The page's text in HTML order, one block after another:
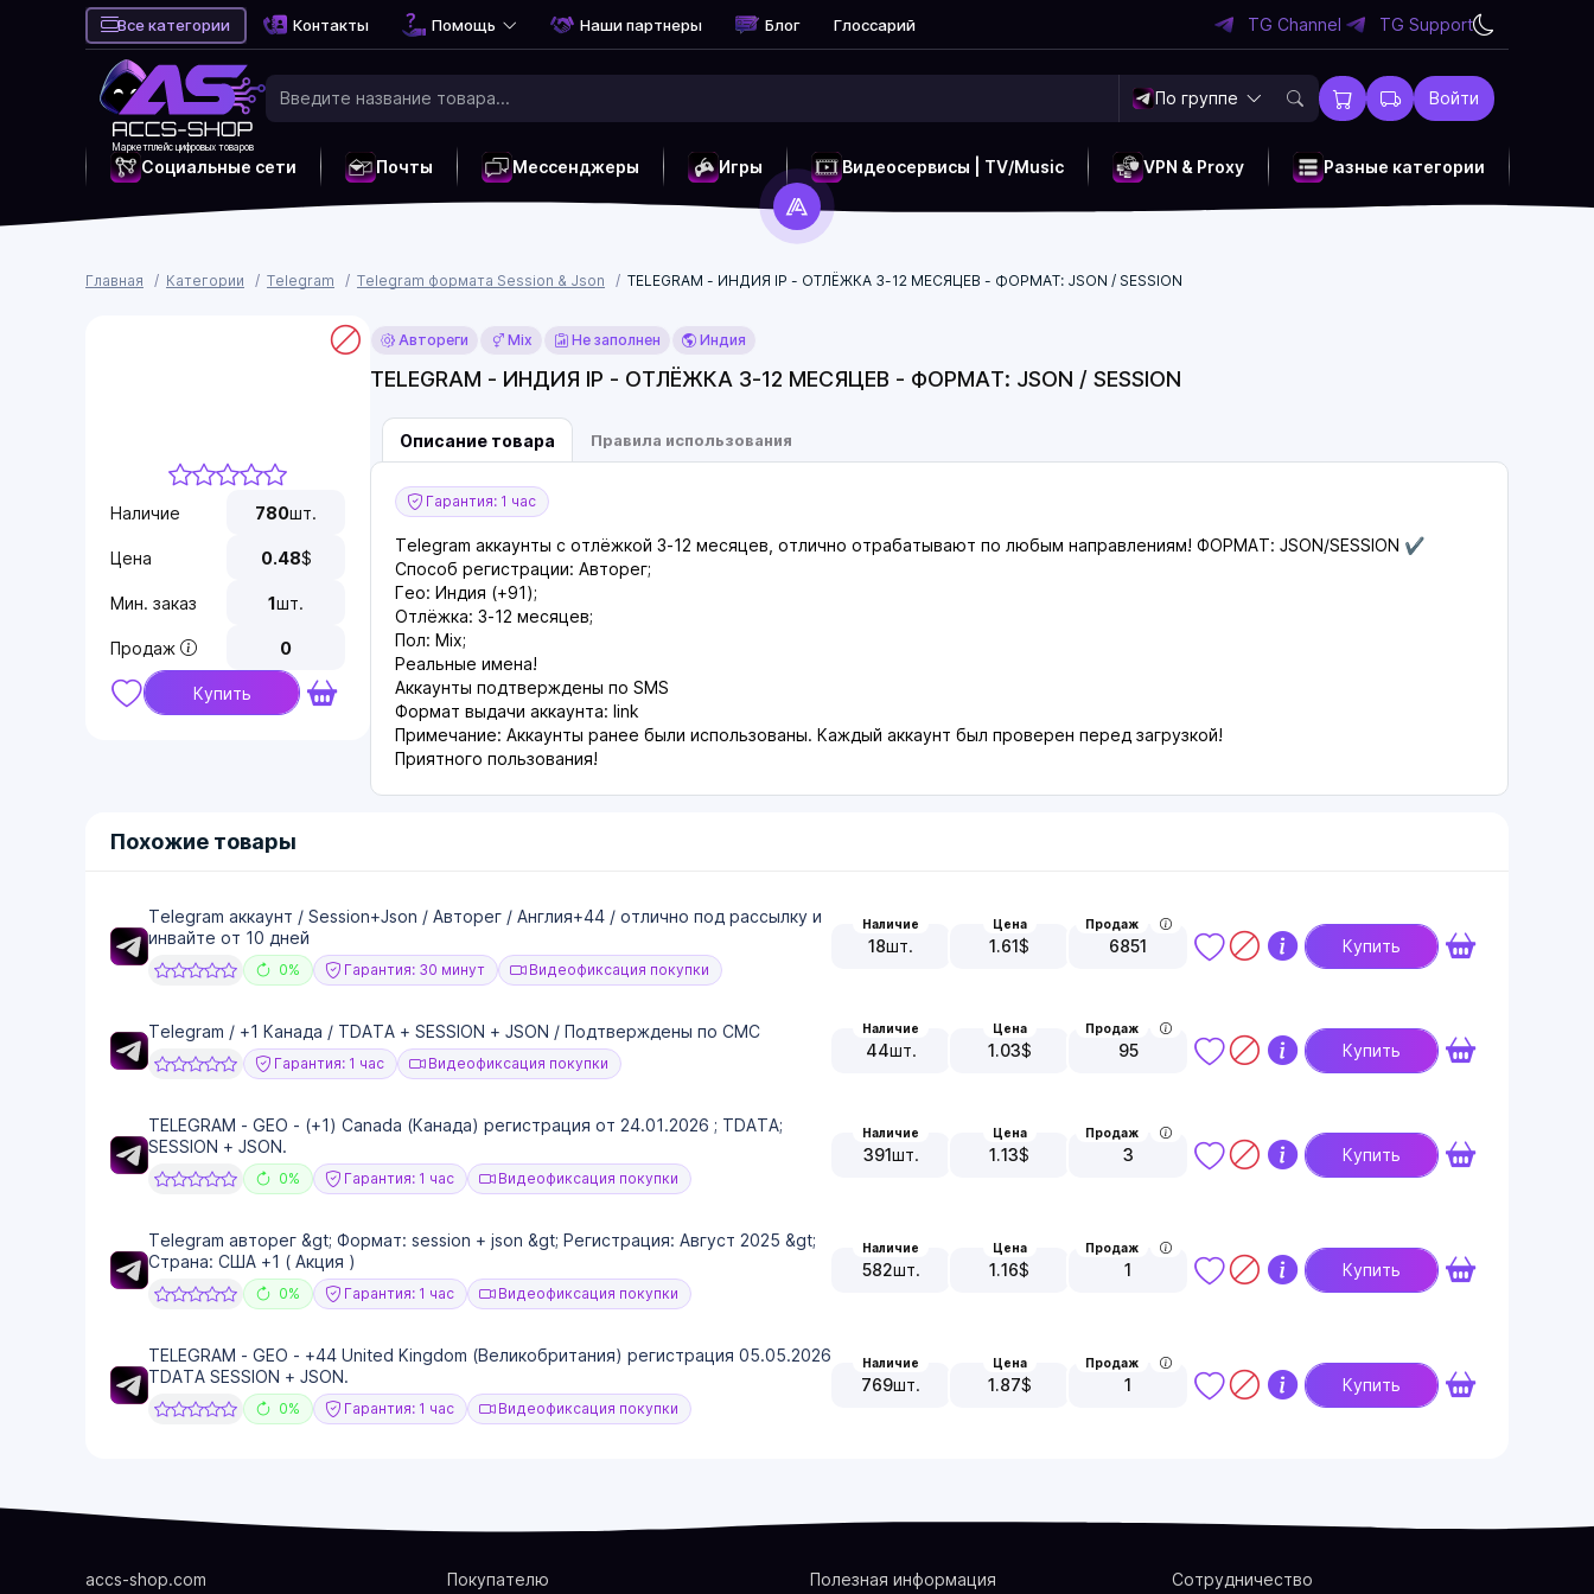
Все категории Контакты Помощь Наши партнеры Блог Глоссарий TG Channel TG Support
Маркетплейс цифровых товаров
По группе Войти
Социальные сети Почты Мессенджеры Игры Видеосервисы | TV/Music VPN & Proxy Разные категории
Главная Категории Telegram Telegram формата Session & Json TELEGRAM - ИНДИЯ IP - ОТЛЁЖКА 3-12 МЕСЯЦЕВ - ФОРМАТ: JSON / SESSION
Наличие 780шт.
Цена 0.48$
Мин. заказ 1шт.
Продаж 0
Купить
Автореги Mix Не заполнен Индия
TELEGRAM - ИНДИЯ IP - ОТЛЁЖКА 3-12 МЕСЯЦЕВ - ФОРМАТ: JSON / SESSION
Описание товара Правила использования
Гарантия: 1 час
Telegram аккаунты c отлёжкой 3-12 месяцев, отлично отрабатывают по любым направлениям! ФОРМАТ: JSON/SESSION ✔️
Способ регистрации: Авторег;
Гео: Индия (+91);
Отлёжка: 3-12 месяцев;
Пол: Mix;
Реальные имена!
Аккаунты подтверждены по SMS
Формат выдачи аккаунта: link
Примечание: Аккаунты ранее были использованы. Каждый аккаунт был проверен перед загрузкой!
Приятного пользования!
Похожие товары
Telegram аккаунт / Session+Json / Авторег / Англия+44 / отлично под рассылку и
инвайте от 10 дней
0% Гарантия: 30 минут Видеофиксация покупки
Наличие
18шт.
Цена
1.61$
Продаж
6851 Купить
Telegram / +1 Канада / TDATA + SESSION + JSON / Подтверждены по СМС
Гарантия: 1 час Видеофиксация покупки
Наличие
44шт.
Цена
1.03$
Продаж
95 Купить
TELEGRAM - GEO - (+1) Canada (Канада) регистрация от 24.01.2026 ; TDATA;
SESSION + JSON.
0% Гарантия: 1 час Видеофиксация покупки
Наличие
391шт.
Цена
1.13$
Продаж
3 Купить
Telegram авторег &gt; Формат: session + json &gt; Регистрация: Август 2025 &gt;
Страна: США +1 ( Акция )
0% Гарантия: 1 час Видеофиксация покупки
Наличие
582шт.
Цена
1.16$
Продаж
1 Купить
TELEGRAM - GEO - +44 United Kingdom (Великобритания) регистрация 05.05.2026
TDATA SESSION + JSON.
0% Гарантия: 1 час Видеофиксация покупки
Наличие
769шт.
Цена
1.87$
Продаж
1 Купить
accs-shop.com Покупателю Полезная информация Сотрудничество